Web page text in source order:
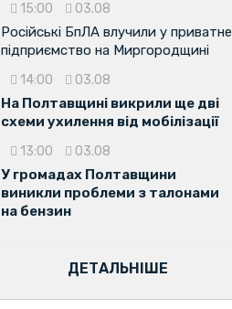
15:00 03.08
Російські БпЛА влучили у приватне
підприємство на Миргородщині
14:00 03.08
На Полтавщині викрили ще дві
схеми ухилення від мобілізації
13:00 03.08
У громадах Полтавщини
виникли проблеми з талонами
на бензин
ДЕТАЛЬНІШЕ